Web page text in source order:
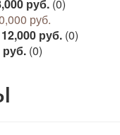
руб. (0)
руб.
руб. (0)
руб. (0)